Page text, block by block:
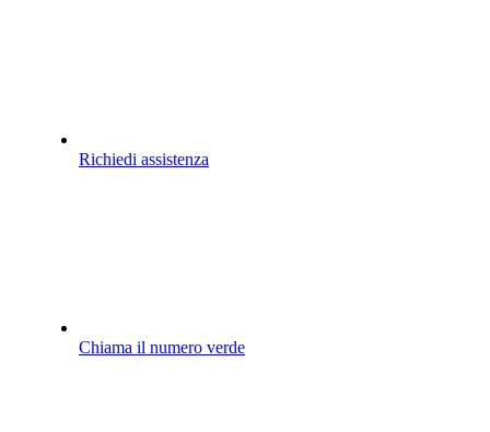
Richiedi assistenza
Chiama il numero verde